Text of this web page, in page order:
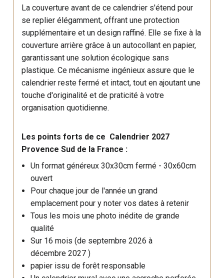
La couverture avant de ce calendrier s'étend pour
se replier élégamment, offrant une protection
supplémentaire et un design raffiné. Elle se fixe à la
couverture arrière grâce à un autocollant en papier,
garantissant une solution écologique sans
plastique. Ce mécanisme ingénieux assure que le
calendrier reste fermé et intact, tout en ajoutant une
touche d'originalité et de praticité à votre
organisation quotidienne.
Les points forts de ce Calendrier 2027
Provence Sud de la France :
Un format généreux 30x30cm fermé - 30x60cm
ouvert
Pour chaque jour de l'année un grand
emplacement pour y noter vos dates à retenir
Tous les mois une photo inédite de grande
qualité
Sur 16 mois (de septembre 2026 à
décembre 2027 )
papier issu de forêt responsable